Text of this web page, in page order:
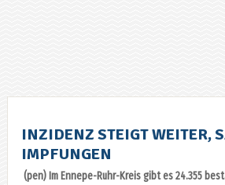
INZIDENZ STEIGT WEITER,
IMPFUNGEN
(pen) Im Ennepe-Ruhr-Kreis gibt es 24.355